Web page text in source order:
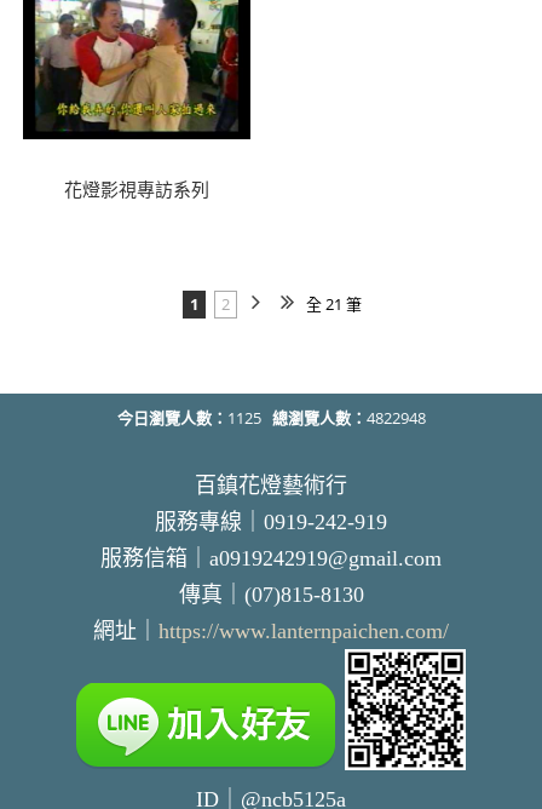
花燈影視專訪系列
1 2 全 21 筆
今日瀏覽人數： 1125 總瀏覽人數： 4822948
百鎮花燈藝術行
服務專線｜0919-242-919
服務信箱｜a0919242919@gmail.com
傳真｜(07)815-8130
網址｜ https://www.lanternpaichen.com/
ID｜@ncb5125a